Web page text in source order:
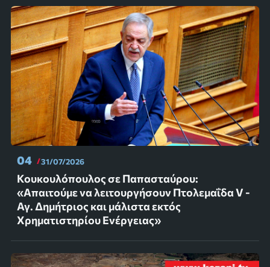
04 31/07/2026
Κουκουλόπουλος σε Παπασταύρου:
«Απαιτούμε να λειτουργήσουν Πτολεμαΐδα V -
Αγ. Δημήτριος και μάλιστα εκτός
Χρηματιστηρίου Ενέργειας»